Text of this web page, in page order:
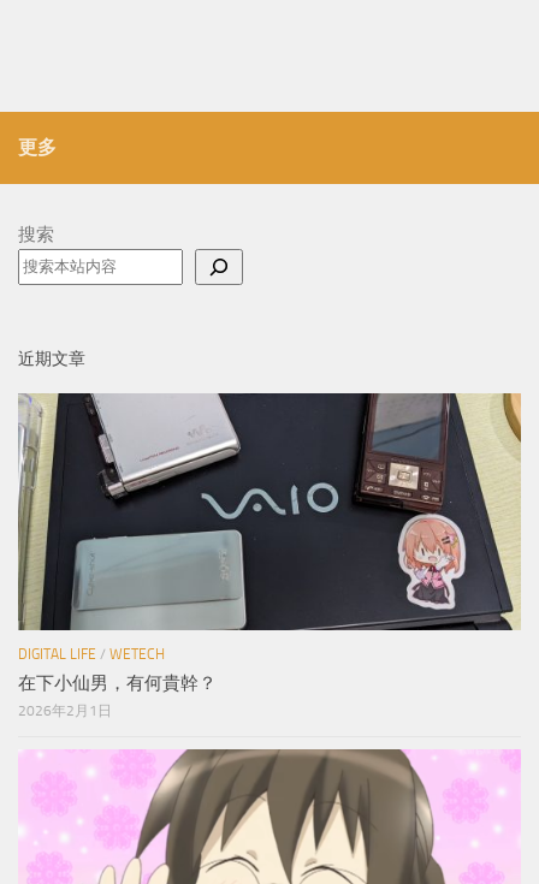
更多
搜索
近期文章
DIGITAL LIFE / WETECH
在下小仙男，有何貴幹？
2026年2月1日